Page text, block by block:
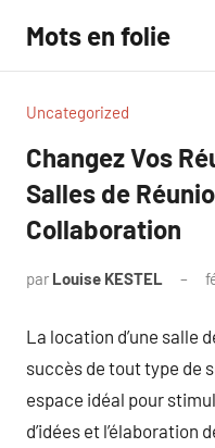
contenu
Mots en folie
Uncategorized
Changez Vos
Salles de
Collaboration
par Louise KESTEL
La location d’une salle
succès de tout type de
espace idéal pour
d’idées et l’élaboration